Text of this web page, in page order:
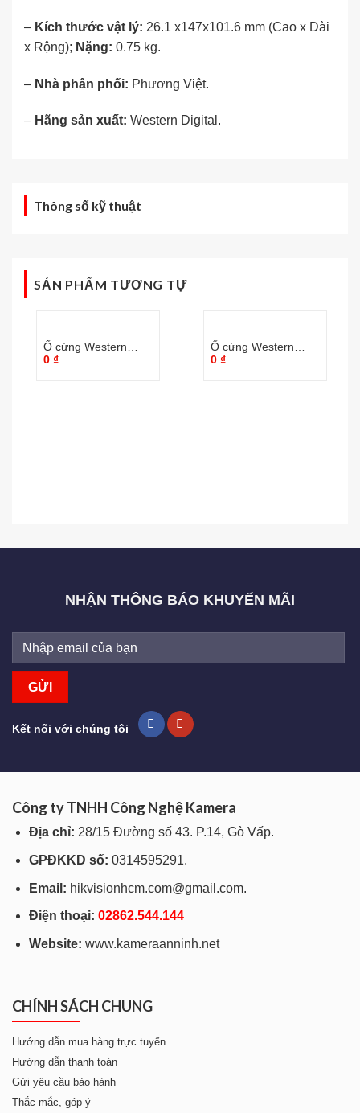
– Kích thước vật lý: 26.1 x147x101.6 mm (Cao x Dài
x Rộng); Nặng: 0.75 kg.
– Nhà phân phối: Phương Việt.
– Hãng sản xuất: Western Digital .
Thông số kỹ thuật
SẢN PHẨM TƯƠNG TỰ
Ổ cứng Western
Digital Purple 2TB
0 ₫
Ổ cứng Western
Digital Purple 10TB
0 ₫
NHẬN THÔNG BÁO KHUYẾN MÃI
Kết nối với chúng tôi
Công ty TNHH Công Nghệ Kamera
Địa chỉ: 28/15 Đường số 43. P.14, Gò Vấp.
GPĐKKD số: 0314595291.
Email: hikvisionhcm.com@gmail.com.
Điện thoại: 02862.544.144
Website: www.kameraanninh.net
CHÍNH SÁCH CHUNG
Hướng dẫn mua hàng trực tuyến
Hướng dẫn thanh toán
Gửi yêu cầu bảo hành
Thắc mắc, góp ý